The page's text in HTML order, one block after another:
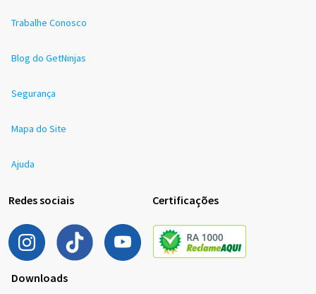
Trabalhe Conosco
Blog do GetNinjas
Segurança
Mapa do Site
Ajuda
Redes sociais Certificações
Downloads